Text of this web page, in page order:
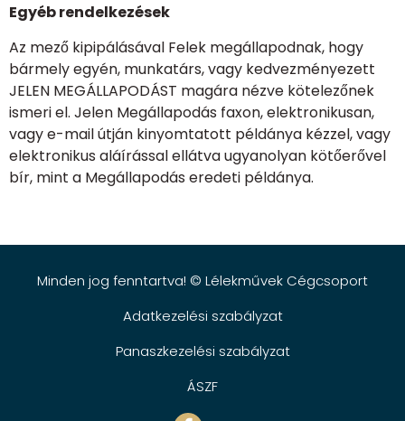
Egyéb rendelkezések
Az mező kipipálásával Felek megállapodnak, hogy
bármely egyén, munkatárs, vagy kedvezményezett
JELEN MEGÁLLAPODÁST magára nézve kötelezőnek
ismeri el. Jelen Megállapodás faxon, elektronikusan,
vagy e-mail útján kinyomtatott példánya kézzel, vagy
elektronikus aláírással ellátva ugyanolyan kötőerővel
bír, mint a Megállapodás eredeti példánya.
Minden jog fenntartva! © Lélekművek Cégcsoport
Adatkezelési szabályzat
Panaszkezelési szabályzat
ÁSZF